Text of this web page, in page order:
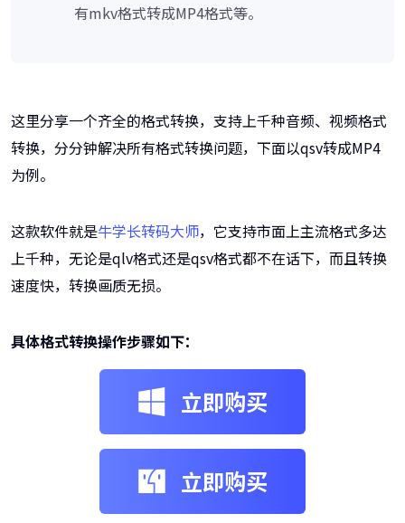
有mkv格式转成MP4格式等。
这里分享一个齐全的格式转换，支持上千种音频、视频格式
转换，分分钟解决所有格式转换问题，下面以qsv转成MP4
为例。
这款软件就是牛学长转码大师，它支持市面上主流格式多达
上千种，无论是qlv格式还是qsv格式都不在话下，而且转换
速度快，转换画质无损。
具体格式转换操作步骤如下：
立即购买
立即购买